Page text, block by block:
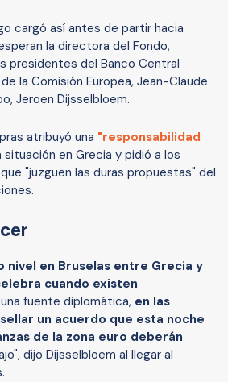
cargó así antes de partir hacia
la directora del Fondo,
presidentes del Banco Central
la Comisión Europea, Jean-Claude
Jeroen Dijsselbloem.
atribuyó una "responsabilidad
situación en Grecia y pidió a los
"juzguen las duras propuestas" del
nivel en Bruselas entre Grecia y
cuando existen
fuente diplomática, en las
un acuerdo que esta noche
de la zona euro deberán
dijo Dijsselbloem al llegar al